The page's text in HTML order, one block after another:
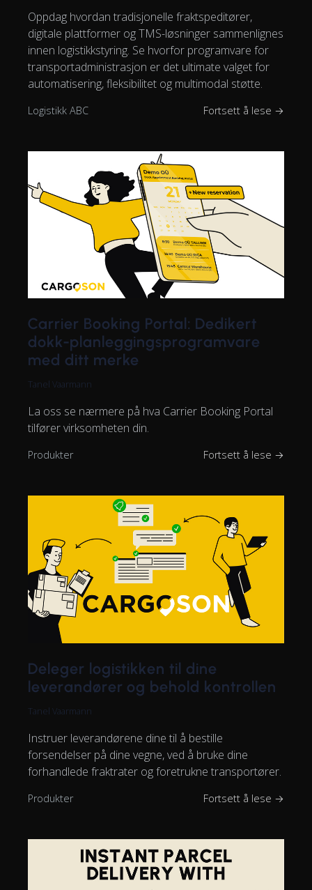
Oppdag hvordan tradisjonelle fraktspeditører,
digitale plattformer og TMS-løsninger sammenlignes
innen logistikkstyring. Se hvorfor programvare for
transportadministrasjon er det ultimate valget for
automatisering, fleksibilitet og multimodal støtte.
Logistikk ABC Fortsett å lese →
Carrier Booking Portal: Dedikert
dokk-planleggingsprogramvare
med ditt merke
Tanel Vaarmann
La oss se nærmere på hva Carrier Booking Portal
tilfører virksomheten din.
Produkter Fortsett å lese →
Deleger logistikken til dine
leverandører og behold kontrollen
Tanel Vaarmann
Instruer leverandørene dine til å bestille
forsendelser på dine vegne, ved å bruke dine
forhandlede fraktrater og foretrukne transportører.
Produkter Fortsett å lese →